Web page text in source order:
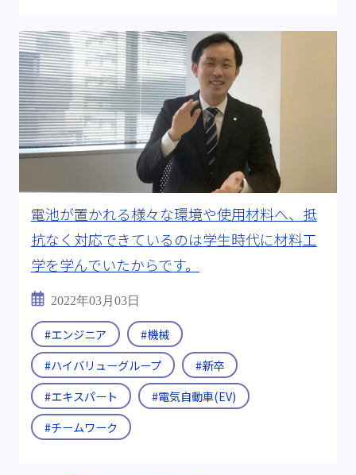
電池が置かれる様々な環境や使用材料へ、抵
抗なく対応できているのは学生時代に材料工
学を学んでいたからです。
2022年03月03日
#エンジニア
#機械
#ハイバリューグループ
#新卒
#エキスパート
#電気自動車(EV)
#チームワーク